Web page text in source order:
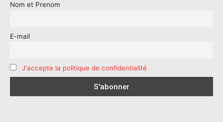
Nom et Prenom
E-mail
J'accepte la politique de confidentialité